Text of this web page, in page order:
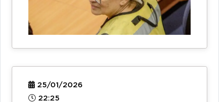
25/01/2026
22:25